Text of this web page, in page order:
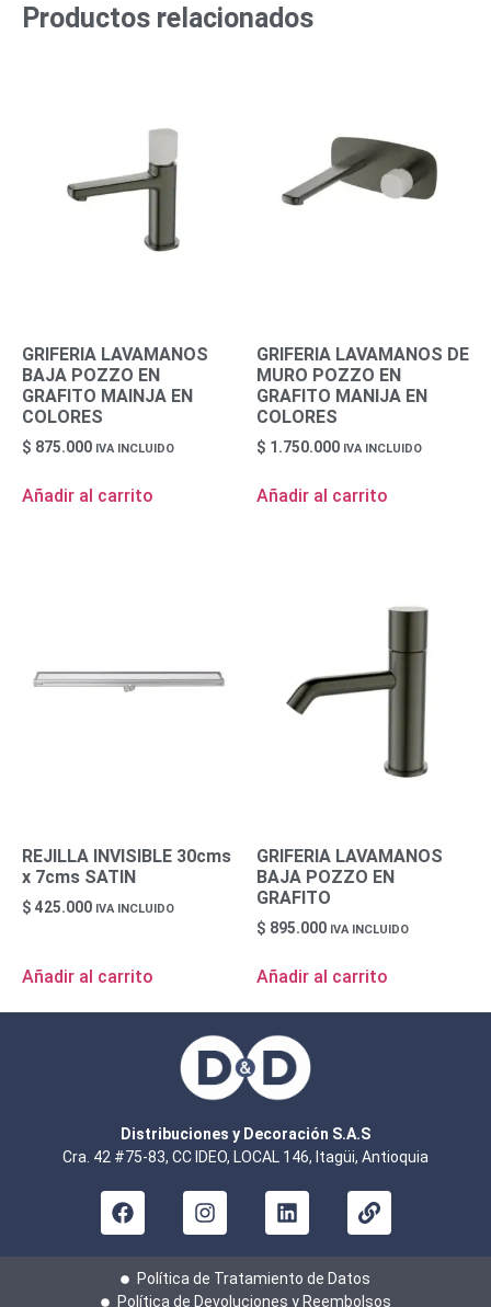
Productos relacionados
GRIFERIA LAVAMANOS
BAJA POZZO EN
GRAFITO MAINJA EN
COLORES
$ 875.000 IVA INCLUIDO
Añadir al carrito
GRIFERIA LAVAMANOS DE
MURO POZZO EN
GRAFITO MANIJA EN
COLORES
$ 1.750.000 IVA INCLUIDO
Añadir al carrito
REJILLA INVISIBLE 30cms
x 7cms SATIN
$ 425.000 IVA INCLUIDO
Añadir al carrito
GRIFERIA LAVAMANOS
BAJA POZZO EN
GRAFITO
$ 895.000 IVA INCLUIDO
Añadir al carrito
Distribuciones y Decoración S.A.S
Cra. 42 #75-83, CC IDEO, LOCAL 146, Itagüi, Antioquia
Política de Tratamiento de Datos
Política de Devoluciones y Reembolsos